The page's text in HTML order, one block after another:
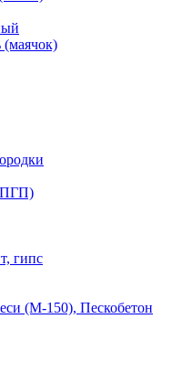
гипс
(М-150), Пескобетон